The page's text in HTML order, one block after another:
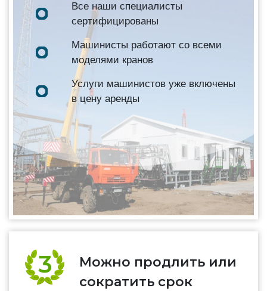
Все наши специалисты
сертифицированы
Машинисты работают со всеми
моделями кранов
Услуги машинистов уже включены
в цену аренды
Можно продлить или
сократить срок